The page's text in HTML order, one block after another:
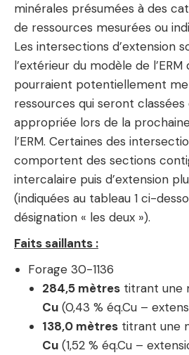
minérales présumées à des
de ressources mesurées ou
Les intersections d’extension
l’extérieur du modèle de
pourraient potentiellement
ressources qui seront
appropriée lors de la
l’ERM. Certaines des
comportent des sections
intercalaire puis d’extension
(indiquées au tableau 1 ci-
désignation « les deux »).
Faits saillants :
Forage 30-1136
284,5 mètres titrant une
Cu (0,43 % éq.Cu –
138,0 mètres titrant une
Cu (1,52 % éq.Cu –